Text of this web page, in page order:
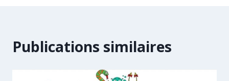
Publications similaires